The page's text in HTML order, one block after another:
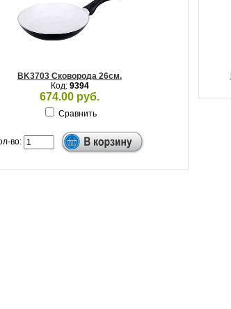
BK3703 Сковорода 26см.
Код: 9394
674.00 руб.
Сравнить
во: